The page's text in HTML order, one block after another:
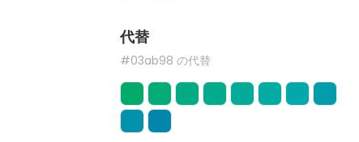
代替
#03ab98 の代替